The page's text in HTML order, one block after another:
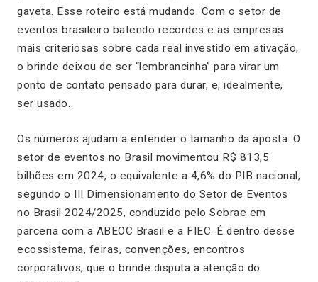
gaveta. Esse roteiro está mudando. Com o setor de
eventos brasileiro batendo recordes e as empresas
mais criteriosas sobre cada real investido em ativação,
o brinde deixou de ser “lembrancinha” para virar um
ponto de contato pensado para durar, e, idealmente,
ser usado.
Os números ajudam a entender o tamanho da aposta. O
setor de eventos no Brasil movimentou R$ 813,5
bilhões em 2024, o equivalente a 4,6% do PIB nacional,
segundo o III Dimensionamento do Setor de Eventos
no Brasil 2024/2025, conduzido pelo Sebrae em
parceria com a ABEOC Brasil e a FIEC. É dentro desse
ecossistema, feiras, convenções, encontros
corporativos, que o brinde disputa a atenção do